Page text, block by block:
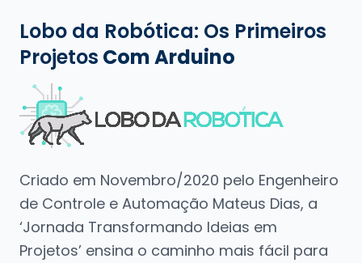
Lobo da Robótica: Os Primeiros
Projetos Com Arduino
Criado em Novembro/2020 pelo Engenheiro
de Controle e Automação Mateus Dias, a
‘Jornada Transformando Ideias em
Projetos’ ensina o caminho mais fácil para